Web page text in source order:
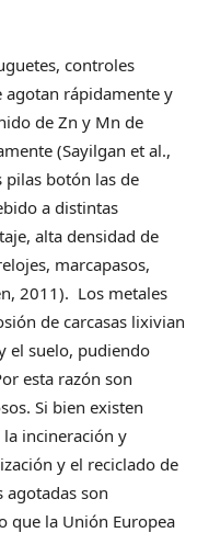
controles
agotan rápidamente y
de Zn y Mn de
(Sayilgan et al.,
botón las de
a distintas
alta densidad de
marcapasos,
2011). Los metales
de carcasas lixivian
el suelo, pudiendo
esta razón son
Si bien existen
incineración y
y el reciclado de
agotadas son
que la Unión Europea